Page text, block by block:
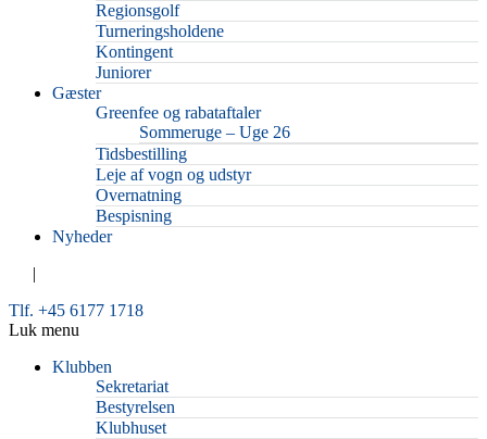
Regionsgolf
Turneringsholdene
Kontingent
Juniorer
Gæster
Greenfee og rabataftaler
Sommeruge – Uge 26
Tidsbestilling
Leje af vogn og udstyr
Overnatning
Bespisning
Nyheder
|
Tlf. +45 6177 1718
Luk menu
Klubben
Sekretariat
Bestyrelsen
Klubhuset